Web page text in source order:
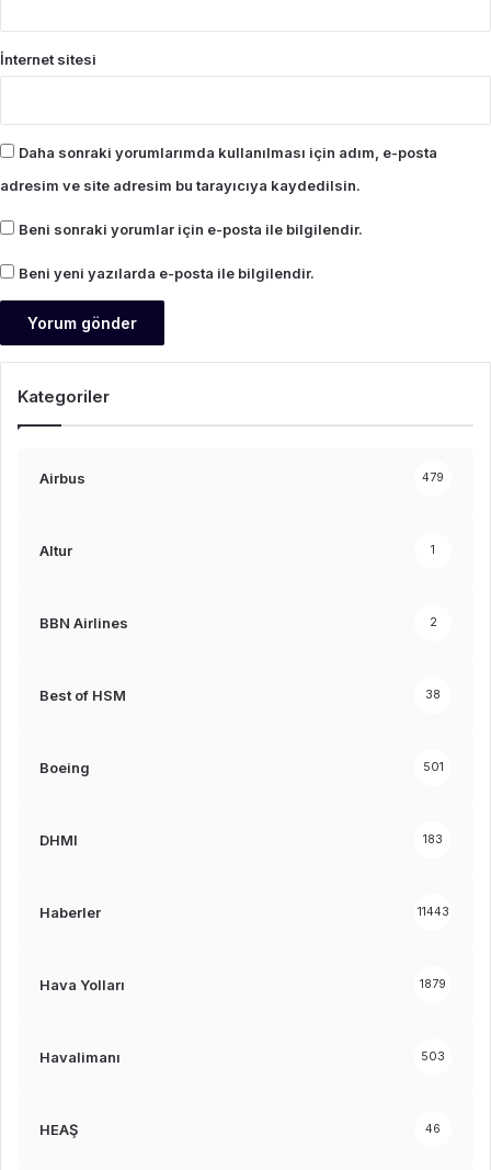
İnternet sitesi
Daha sonraki yorumlarımda kullanılması için adım, e-posta
adresim ve site adresim bu tarayıcıya kaydedilsin.
Beni sonraki yorumlar için e-posta ile bilgilendir.
Beni yeni yazılarda e-posta ile bilgilendir.
Kategoriler
Airbus 479
Altur 1
BBN Airlines 2
Best of HSM 38
Boeing 501
DHMI 183
Haberler 11443
Hava Yolları 1879
Havalimanı 503
HEAŞ 46